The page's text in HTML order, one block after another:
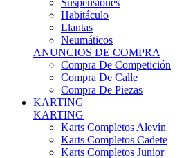
Remolques
PIEZAS Y EQUIPACIONES
Mecanica
Chasis Y Repuestos
Frenos
Llantas
Neumáticos
Equipación Adultos
Equipación Niños
Resto De Piezas
ANUNCIOS DE COMPRA
Compra De Karts